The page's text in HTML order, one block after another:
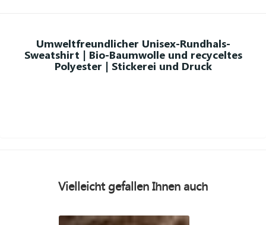
Umweltfreundlicher Unisex-Rundhals-
Sweatshirt | Bio-Baumwolle und recyceltes
Polyester | Stickerei und Druck
Vielleicht gefallen Ihnen auch